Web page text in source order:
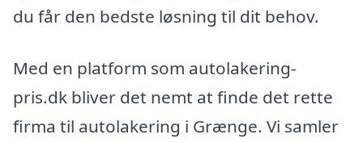
du får den bedste løsning til dit behov.
Med en platform som autolakering-
pris.dk bliver det nemt at finde det rette
firma til autolakering i Grænge. Vi samler